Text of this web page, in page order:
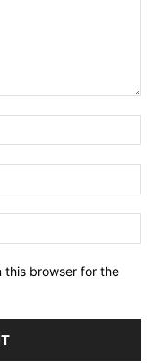
this browser for the